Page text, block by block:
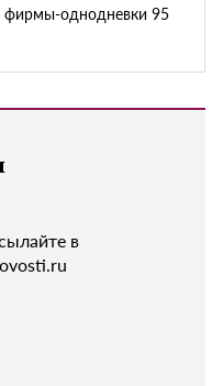
фирмы-однодневки 95
в